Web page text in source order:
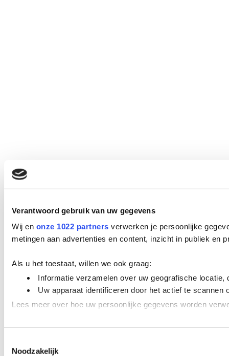
Verantwoord gebruik van uw gegevens
Wij en onze 1022 partners verwerken je persoonlijke
metingen aan advertenties en content, inzicht in publiek en
Als u het toestaat, willen we ook graag:
Informatie verzamelen over uw geografische
Uw apparaat identificeren door het actief te scannen
Lees meer over hoe uw persoonlijke gegevens worden
We gebruiken cookies om content en advertenties te
Noodzakelijk